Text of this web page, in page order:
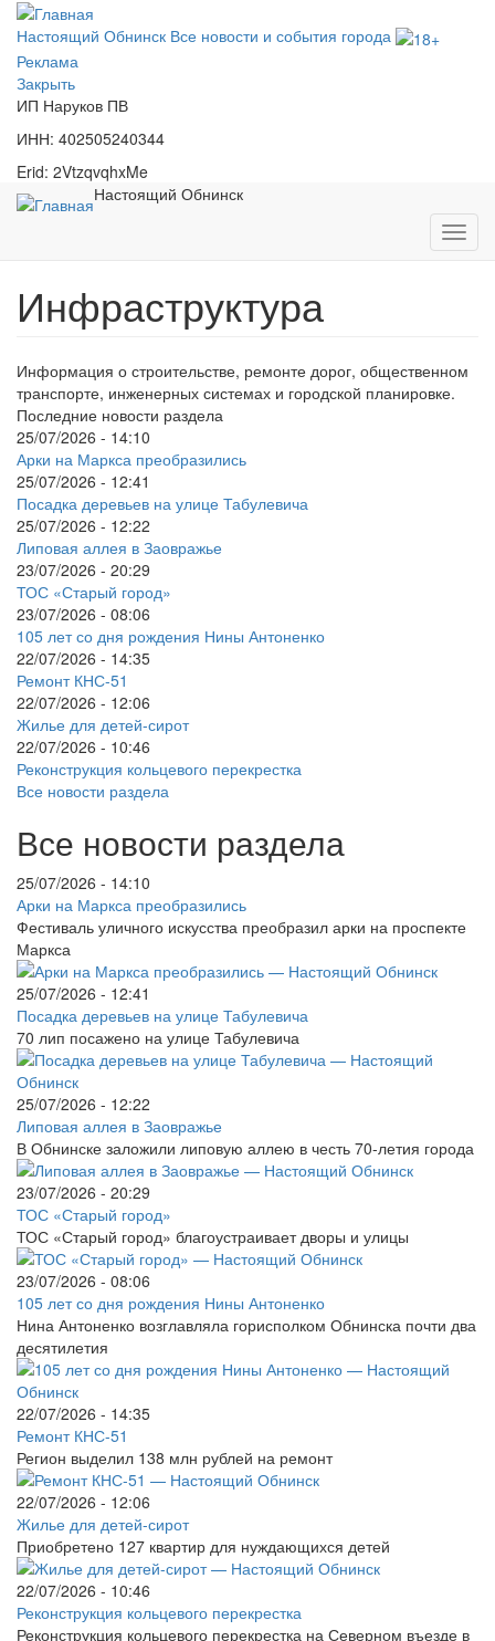
Перейти
основному
содержанию
Настоящий Обнинск Все новости и события города
Реклама
Закрыть
ИП Наруков ПВ
ИНН: 402505240344
Erid: 2VtzqvqhxMe
Настоящий Обнинск
Инфраструктура
Информация о строительстве, ремонте дорог, общественном
транспорте, инженерных системах и городской планировке.
Последние новости раздела
25/07/2026 - 14:10
Арки на Маркса преобразились
25/07/2026 - 12:41
Посадка деревьев на улице Табулевича
25/07/2026 - 12:22
Липовая аллея в Заовражье
23/07/2026 - 20:29
ТОС «Старый город»
23/07/2026 - 08:06
105 лет со дня рождения Нины Антоненко
22/07/2026 - 14:35
Ремонт КНС-51
22/07/2026 - 12:06
Жилье для детей-сирот
22/07/2026 - 10:46
Реконструкция кольцевого перекрестка
Все новости раздела
Все новости раздела
25/07/2026 - 14:10
Арки на Маркса преобразились
Фестиваль уличного искусства преобразил арки на проспекте
Маркса
25/07/2026 - 12:41
Посадка деревьев на улице Табулевича
70 лип посажено на улице Табулевича
25/07/2026 - 12:22
Липовая аллея в Заовражье
В Обнинске заложили липовую аллею в честь 70-летия города
23/07/2026 - 20:29
ТОС «Старый город»
ТОС «Старый город» благоустраивает дворы и улицы
23/07/2026 - 08:06
105 лет со дня рождения Нины Антоненко
Нина Антоненко возглавляла горисполком Обнинска почти два
десятилетия
22/07/2026 - 14:35
Ремонт КНС-51
Регион выделил 138 млн рублей на ремонт
22/07/2026 - 12:06
Жилье для детей-сирот
Приобретено 127 квартир для нуждающихся детей
22/07/2026 - 10:46
Реконструкция кольцевого перекрестка
Реконструкция кольцевого перекрестка на Северном въезде в